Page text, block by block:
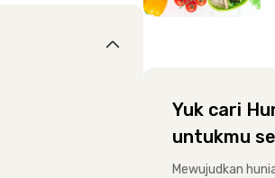
Yuk cari
untukmu
Mewujudkan